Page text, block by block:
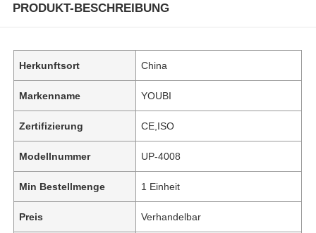
PRODUKT-BESCHREIBUNG
Herkunftsort China
Markenname YOUBI
Zertifizierung CE,ISO
Modellnummer UP-4008
Min Bestellmenge 1 Einheit
Preis Verhandelbar